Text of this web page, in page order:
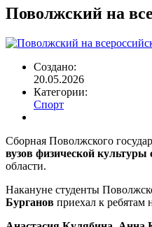
Поволжский на
Создано:
20.05.2026
Категории:
Спорт
Сборная Поволжского
вузов физической
области.
Накануне студенты
Бурганов приехал к ребятам